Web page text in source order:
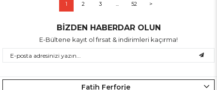
1 2 3 ... 52 >
BİZDEN HABERDAR OLUN
E-Bültene kayıt ol fırsat & indirimleri kaçırma!
Fatih Ferforje